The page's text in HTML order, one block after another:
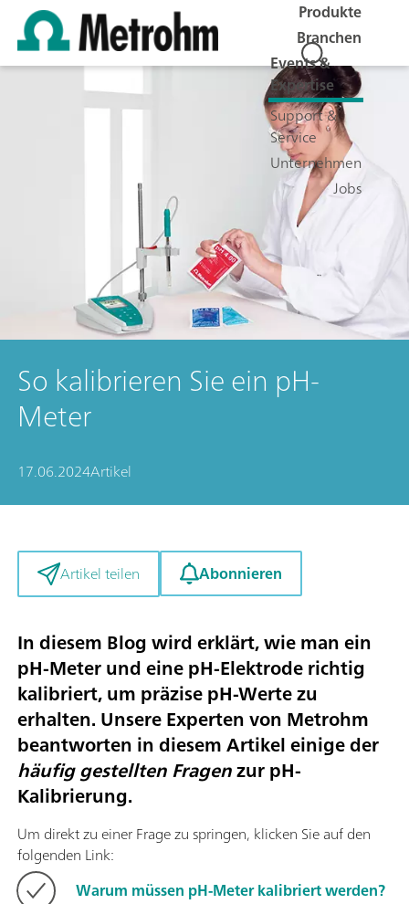
Produkte
Branchen
Events &
Expertise
Support &
Service
Unternehmen
Jobs
So kalibrieren Sie ein pH-
Meter
17.06.2024Artikel
Artikel teilen Abonnieren
In diesem Blog wird erklärt, wie man ein
pH-Meter und eine pH-Elektrode richtig
kalibriert, um präzise pH-Werte zu
erhalten. Unsere Experten von Metrohm
beantworten in diesem Artikel einige der
häufig gestellten Fragenzur pH-
Kalibrierung.
Um direkt zu einer Frage zu springen, klicken Sie auf den
folgenden Link:
Warum müssen pH-Meter kalibriert werden?